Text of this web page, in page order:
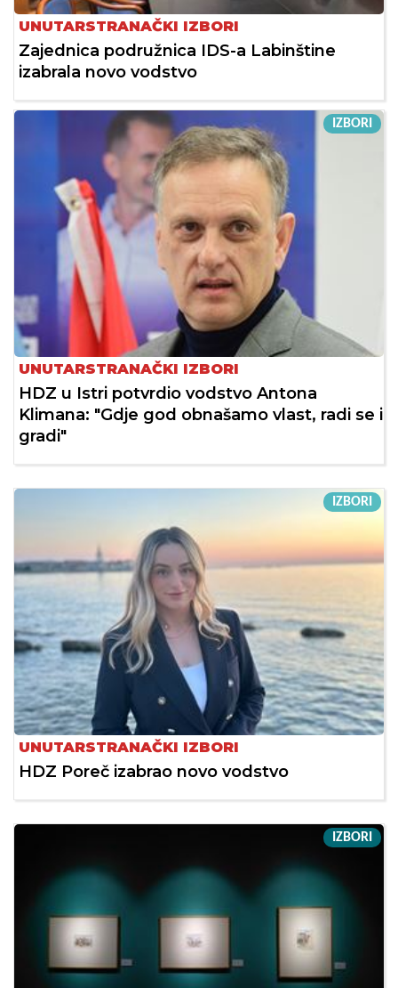
UNUTARSTRANAČKI IZBORI
Zajednica podružnica IDS-a Labinštine
izabrala novo vodstvo
IZBORI
UNUTARSTRANAČKI IZBORI
HDZ u Istri potvrdio vodstvo Antona
Klimana: "Gdje god obnašamo vlast, radi se i
gradi"
IZBORI
UNUTARSTRANAČKI IZBORI
HDZ Poreč izabrao novo vodstvo
IZBORI